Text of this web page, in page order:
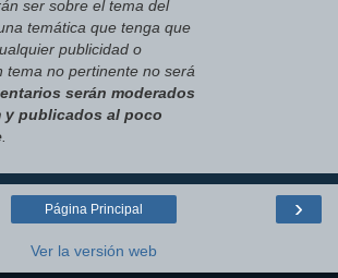
ser sobre el tema del
temática que tenga que
publicidad o
tema no pertinente no será
serán moderados
y publicados al poco
›
Página Principal
Ver la versión web